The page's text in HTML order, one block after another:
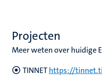
Projecten
Meer weten over huidige
TINNEThttps://